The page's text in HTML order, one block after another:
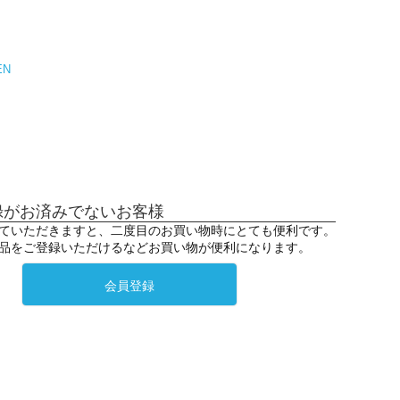
お済みでないお客様
いただきますと、二度目のお買い物時にとても便利です。
をご登録いただけるなどお買い物が便利になります。
会員登録